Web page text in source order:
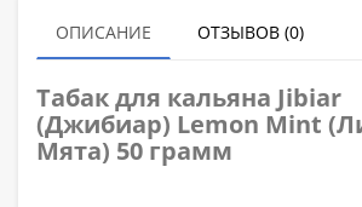
ОПИСАНИЕ ОТЗЫВОВ (0)
Табак для кальяна Jibiar
(Джибиар) Lemon Mint
Мята) 50 грамм